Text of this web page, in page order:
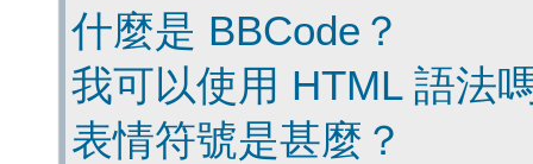
什麼是 BBCode？
我可以使用 HTML 語法
表情符號是甚麼？